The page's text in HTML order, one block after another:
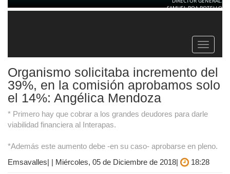
SAMUEL ROA BOTELLO
Toggle
Organismo solicitaba incremento del
39%, en la comisión aprobamos solo
el 14%: Angélica Mendoza
* Primero hay que cobrar a los grandes deudores para darle
viabilidad financiera al Interapas.
*Además este aumento debe -en su caso- aprobarse en pleno.
Emsavalles| | Miércoles, 05 de Diciembre de 2018|
18:28